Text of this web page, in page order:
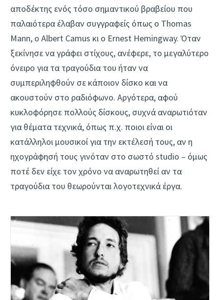
αποδέκτης ενός τόσο σημαντικού βραβείου που
παλαιότερα έλαβαν συγγραφείς όπως ο Thomas
Mann, o Albert Camus κι ο Ernest Hemingway. Όταν
ξεκίνησε να γράφει στίχους, ανέφερε, το μεγαλύτερο
όνειρο για τα τραγούδια του ήταν να
συμπεριληφθούν σε κάποιον δίσκο και να
ακουστούν στο ραδιόφωνο. Αργότερα, αφού
κυκλοφόρησε πολλούς δίσκους, συχνά αναρωτιόταν
για θέματα τεχνικά, όπως π.χ. ποιοι είναι οι
κατάλληλοι μουσικοί για την εκτέλεσή τους, αν η
ηχογράφησή τους γινόταν στο σωστό studio – όμως
ποτέ δεν είχε τον χρόνο να αναρωτηθεί αν τα
τραγούδια του θεωρούνται λογοτεχνικά έργα.